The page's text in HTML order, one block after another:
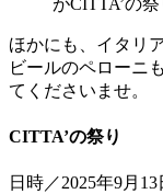
ほかにも、イタリ
ビールのペローニ
てくださいませ。
CITTA’の祭り
日時／2025年9月